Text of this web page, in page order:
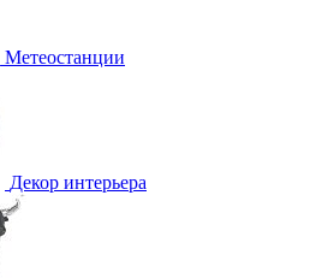
Метеостанции
Декор интерьера